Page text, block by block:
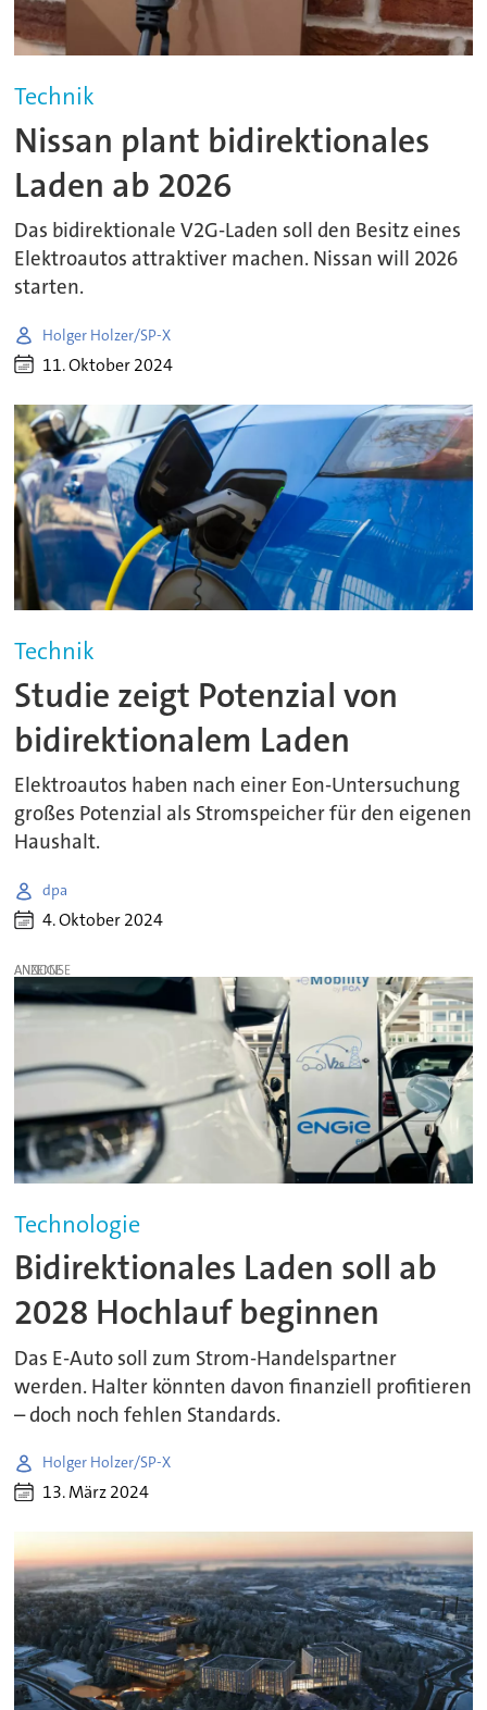
Technik
Nissan plant bidirektionales
Laden ab 2026
Das bidirektionale V2G-Laden soll den Besitz eines
Elektroautos attraktiver machen. Nissan will 2026
starten.
Holger Holzer/SP-X
11. Oktober 2024
Technik
Studie zeigt Potenzial von
bidirektionalem Laden
Elektroautos haben nach einer Eon-Untersuchung
großes Potenzial als Stromspeicher für den eigenen
Haushalt.
dpa
4. Oktober 2024
ANZEIGE
Technologie
Bidirektionales Laden soll ab
2028 Hochlauf beginnen
Das E-Auto soll zum Strom-Handelspartner
werden. Halter könnten davon finanziell profitieren
– doch noch fehlen Standards.
Holger Holzer/SP-X
13. März 2024